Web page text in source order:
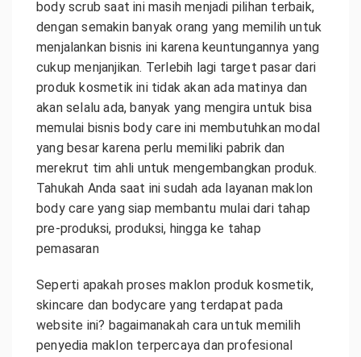
body scrub saat ini masih menjadi pilihan terbaik,
dengan semakin banyak orang yang memilih untuk
menjalankan bisnis ini karena keuntungannya yang
cukup menjanjikan. Terlebih lagi target pasar dari
produk kosmetik ini tidak akan ada matinya dan
akan selalu ada, banyak yang mengira untuk bisa
memulai bisnis body care ini membutuhkan modal
yang besar karena perlu memiliki pabrik dan
merekrut tim ahli untuk mengembangkan produk.
Tahukah Anda saat ini sudah ada layanan maklon
body care yang siap membantu mulai dari tahap
pre-produksi, produksi, hingga ke tahap
pemasaran
Seperti apakah proses maklon produk kosmetik,
skincare dan bodycare yang terdapat pada
website ini? bagaimanakah cara untuk memilih
penyedia maklon terpercaya dan profesional